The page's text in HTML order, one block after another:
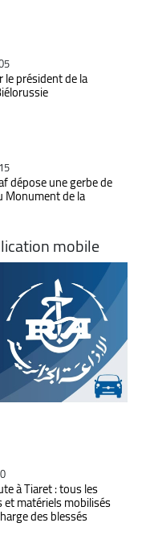
président de la
dépose une gerbe de
Monument de la
mobile
à Tiaret : tous les
matériels mobilisés
des blessés